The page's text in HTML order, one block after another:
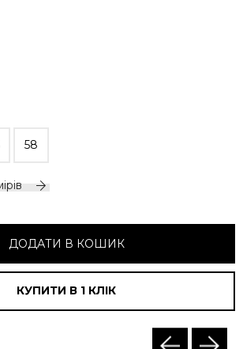
58
ДОДАТИ В КОШИК
КУПИТИ В 1 КЛIК